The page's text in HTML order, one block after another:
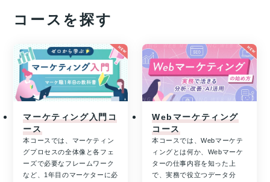
コースを探す
マーケティング入門コ
ース
本コースでは、マーケティン
グプロセスの全体像と各フェ
ーズで必要なフレームワーク
など、1年目のマーケターに必
Webマーケティング
コース
本コースでは、Webマーケテ
ィングとは何か、Webマーケ
ターの仕事内容を知った上
で、実務で役立つデータ分